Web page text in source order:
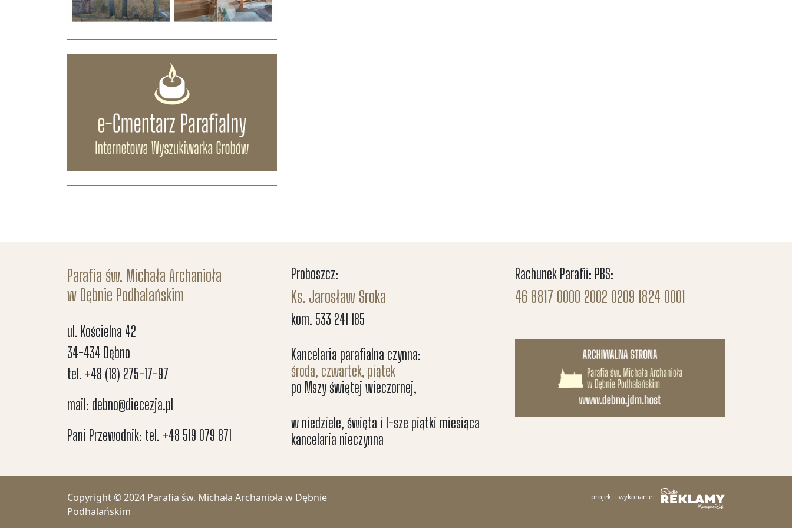
Parafia św. Michała Archanioła
w Dębnie Podhalańskim
ul. Kościelna 42
34-434 Dębno
tel. +48 (18) 275-17-97
mail: debno@diecezja.pl
Pani Przewodnik: tel. +48 519 079 871
Proboszcz:
Ks. Jarosław Sroka
kom. 533 241 185
Kancelaria parafialna czynna:
środa, czwartek, piątek
po Mszy świętej wieczornej,
w niedziele, święta i I-sze piątki miesiąca
kancelaria nieczynna
Rachunek Parafii: PBS:
46 8817 0000 2002 0209 1824 0001
Copyright © 2024 Parafia św. Michała Archanioła w Dębnie
Podhalańskim
projekt i wykonanie: